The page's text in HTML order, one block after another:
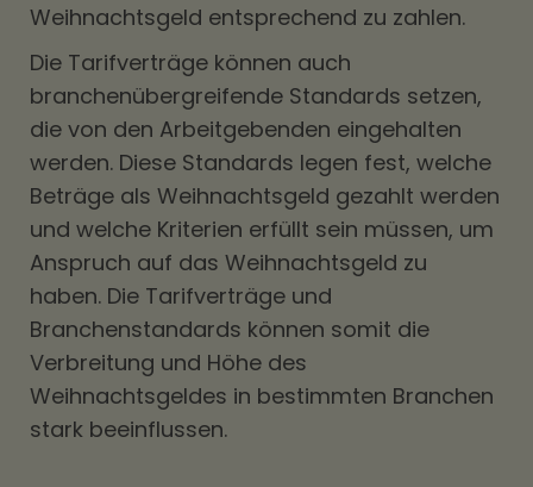
Weihnachtsgeld entsprechend zu zahlen.
Die Tarifverträge können auch
branchenübergreifende Standards setzen,
die von den Arbeitgebenden eingehalten
werden. Diese Standards legen fest, welche
Beträge als Weihnachtsgeld gezahlt werden
und welche Kriterien erfüllt sein müssen, um
Anspruch auf das Weihnachtsgeld zu
haben. Die Tarifverträge und
Branchenstandards können somit die
Verbreitung und Höhe des
Weihnachtsgeldes in bestimmten Branchen
stark beeinflussen.